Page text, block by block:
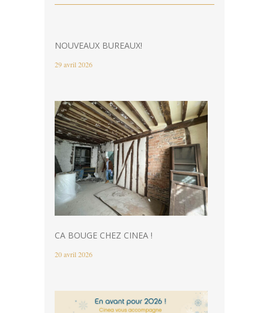
NOUVEAUX BUREAUX!
29 avril 2026
CA BOUGE CHEZ CINEA !
20 avril 2026